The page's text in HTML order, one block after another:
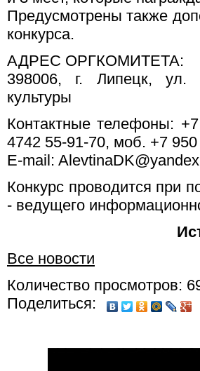
Предусмотрены также
конкурса.
АДРЕС ОРГКОМИТЕТА:
398006, г. Липецк, ул.
культуры
Контактные телефоны:
4742 55-91-70, моб. +7
Е-mail:
Конкурс проводится при
- ведущего
Все новости
Количество просмотров:
Поделиться: